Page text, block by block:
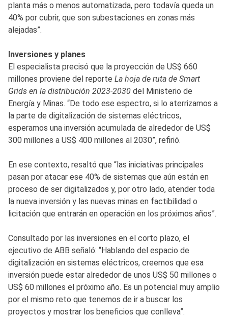
planta más o menos automatizada, pero todavía queda un
40% por cubrir, que son subestaciones en zonas más
alejadas”.
Inversiones y planes
El especialista precisó que la proyección de US$ 660
millones proviene del reporte La hoja de ruta de Smart
Grids en la distribución 2023-2030 del Ministerio de
Energía y Minas. “De todo ese espectro, si lo aterrizamos a
la parte de digitalización de sistemas eléctricos,
esperamos una inversión acumulada de alrededor de US$
300 millones a US$ 400 millones al 2030”, refirió.
En ese contexto, resaltó que “las iniciativas principales
pasan por atacar ese 40% de sistemas que aún están en
proceso de ser digitalizados y, por otro lado, atender toda
la nueva inversión y las nuevas minas en factibilidad o
licitación que entrarán en operación en los próximos años”.
Consultado por las inversiones en el corto plazo, el
ejecutivo de ABB señaló: “Hablando del espacio de
digitalización en sistemas eléctricos, creemos que esa
inversión puede estar alrededor de unos US$ 50 millones o
US$ 60 millones el próximo año. Es un potencial muy amplio
por el mismo reto que tenemos de ir a buscar los
proyectos y mostrar los beneficios que conlleva”.